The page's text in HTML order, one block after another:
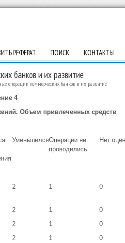
РЕФЕРАТ ПОИСК КОНТАКТЫ
банков и их развитие
операции коммерческих банков и их развитие
4
Объем привлеченных средств
УменьшилсяОперации не
проводились
Нет
2 1 0
2 1
0
2 1
0
2 1
0